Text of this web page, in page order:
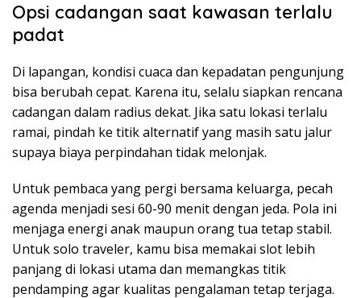
Opsi cadangan saat kawasan terlalu
padat
Di lapangan, kondisi cuaca dan kepadatan pengunjung
bisa berubah cepat. Karena itu, selalu siapkan rencana
cadangan dalam radius dekat. Jika satu lokasi terlalu
ramai, pindah ke titik alternatif yang masih satu jalur
supaya biaya perpindahan tidak melonjak.
Untuk pembaca yang pergi bersama keluarga, pecah
agenda menjadi sesi 60-90 menit dengan jeda. Pola ini
menjaga energi anak maupun orang tua tetap stabil.
Untuk solo traveler, kamu bisa memakai slot lebih
panjang di lokasi utama dan memangkas titik
pendamping agar kualitas pengalaman tetap terjaga.